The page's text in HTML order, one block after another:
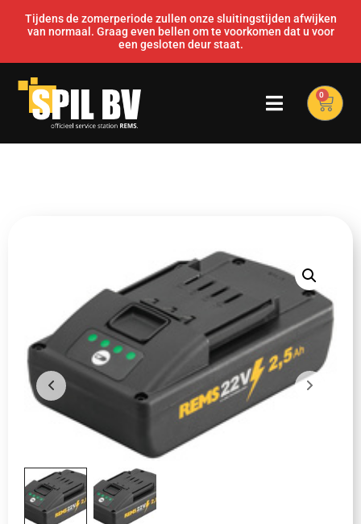
Tijdens de zomerperiode zullen onze sluitingstijden afwijken
van normaal. Graag even bellen om te voorkomen dat u voor
een gesloten deur staat.
0